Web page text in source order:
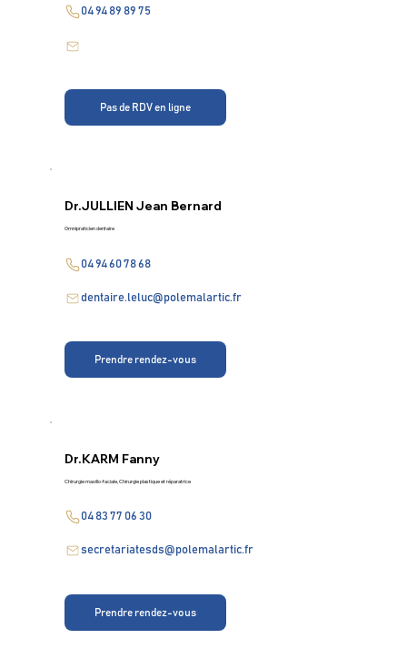
04 94 89 89 75
Pas de RDV en ligne
Dr.JULLIEN Jean Bernard
Omnipraticien dentaire
04 94 60 78 68
dentaire.leluc@polemalartic.fr
Prendre rendez-vous
Dr.KARM Fanny
Chirurgie maxillo-faciale, Chirurgie plastique et réparatrice
04 83 77 06 30
secretariatesds@polemalartic.fr
Prendre rendez-vous